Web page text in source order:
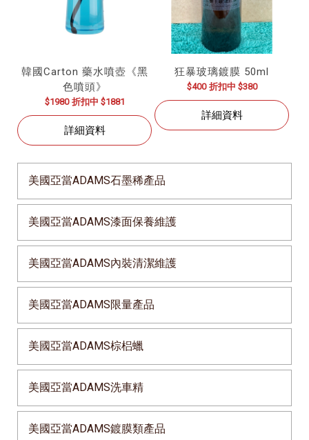
美國亞當ADAMS石墨稀產品
美國亞當ADAMS漆面保養維護
美國亞當ADAMS內裝清潔維護
美國亞當ADAMS限量產品
美國亞當ADAMS棕梠蠟
美國亞當ADAMS洗車精
美國亞當ADAMS鍍膜類產品
韓國Carton 藥水噴壺《黑
色噴頭》
$1980 折扣中 $1881
詳細資料
狂暴玻璃鍍膜 50ml
$400 折扣中 $380
詳細資料